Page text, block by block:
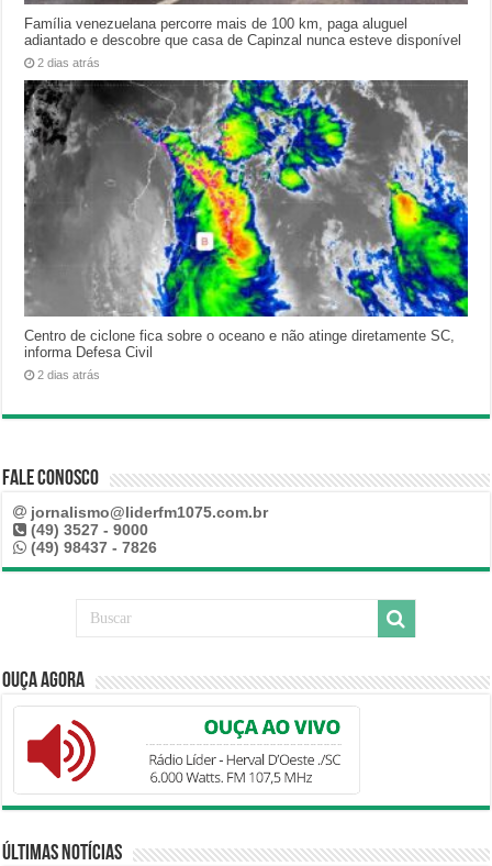
Família venezuelana percorre mais de 100 km, paga aluguel
adiantado e descobre que casa de Capinzal nunca esteve disponível
2 dias atrás
Centro de ciclone fica sobre o oceano e não atinge diretamente SC,
informa Defesa Civil
2 dias atrás
Fale Conosco
jornalismo@liderfm1075.com.br
(49) 3527 - 9000
(49) 98437 - 7826
Ouça Agora
Últimas Notícias